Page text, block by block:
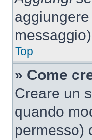
Top
» Come
Creare un
quando
permesso)